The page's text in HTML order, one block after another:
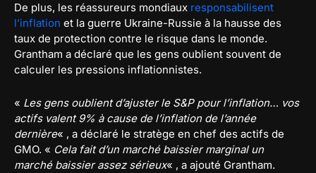
De plus, les réassureurs mondiaux responsabilisent
l’inflation et la guerre Ukraine-Russie à la hausse des
taux de protection contre le risque dans le monde.
Grantham a déclaré que les gens oublient souvent de
calculer les pressions inflationnistes.
« Les gens oublient d’ajuster le S&P pour l’inflation… vos
actifs valent 9% à cause de l’inflation de l’année
dernière« , a déclaré le stratège en chef des actifs de
GMO. « Cela fait d’un marché baissier marginal un
marché baissier assez sérieux« , a ajouté Grantham.